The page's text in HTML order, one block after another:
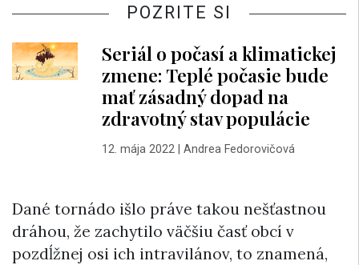
POZRITE SI
Seriál o počasí a klimatickej
zmene: Teplé počasie bude
mať zásadný dopad na
zdravotný stav populácie
12. mája 2022| Andrea Fedorovičová
Dané tornádo išlo práve takou nešťastnou
dráhou, že zachytilo väčšiu časť obcí v
pozdĺžnej osi ich intravilánov, to znamená,